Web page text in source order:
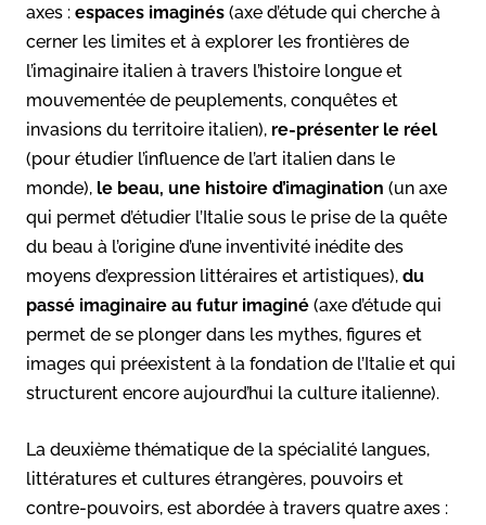
axes : espaces imaginés (axe d’étude qui cherche à
cerner les limites et à explorer les frontières de
l’imaginaire italien à travers l’histoire longue et
mouvementée de peuplements, conquêtes et
invasions du territoire italien), re-présenter le réel
(pour étudier l’influence de l’art italien dans le
monde), le beau, une histoire d’imagination (un axe
qui permet d’étudier l’Italie sous le prise de la quête
du beau à l’origine d’une inventivité inédite des
moyens d’expression littéraires et artistiques), du
passé imaginaire au futur imaginé (axe d’étude qui
permet de se plonger dans les mythes, figures et
images qui préexistent à la fondation de l’Italie et qui
structurent encore aujourd’hui la culture italienne).
La deuxième thématique de la spécialité langues,
littératures et cultures étrangères, pouvoirs et
contre-pouvoirs, est abordée à travers quatre axes :